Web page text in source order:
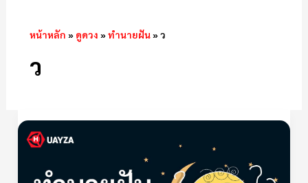
หน้าหลัก » ดูดวง »ทำนายฝัน »ว
ว
เวียน